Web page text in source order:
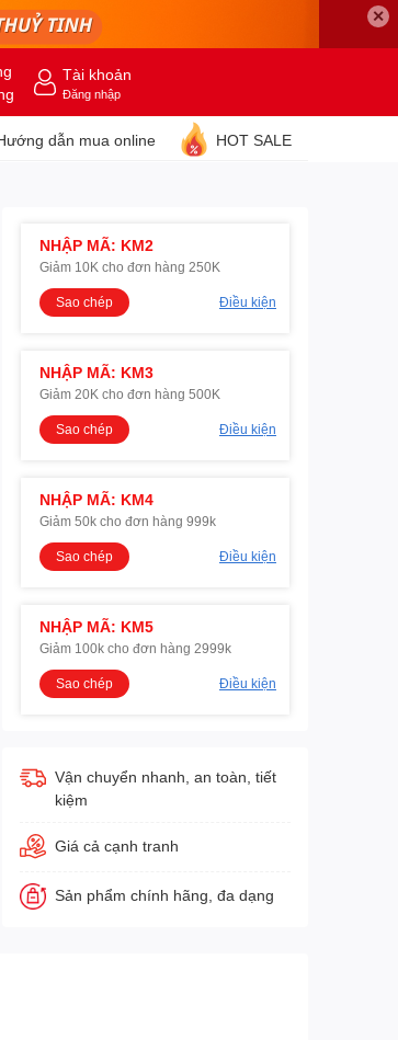
✕
Tài khoản
Đăng nhập
dẫn mua online HOT SALE
NHẬP MÃ: KM2
Giảm 10K cho đơn hàng 250K
Sao chép Điều kiện
NHẬP MÃ: KM3
Giảm 20K cho đơn hàng 500K
Sao chép Điều kiện
NHẬP MÃ: KM4
Giảm 50k cho đơn hàng 999k
Sao chép Điều kiện
NHẬP MÃ: KM5
Giảm 100k cho đơn hàng 2999k
Sao chép Điều kiện
Vận chuyển nhanh, an toàn, tiết
kiệm
Giá cả cạnh tranh
Sản phẩm chính hãng, đa dạng